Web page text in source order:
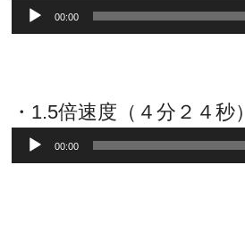
音
レ
ー
ヤ
00:00
・1.5倍速度（４分２４秒）
音
00:00